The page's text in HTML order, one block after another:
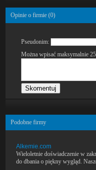
Opinie o firmie (0)
Pseudonim:
Można wpisać maksymalnie
Podobne firmy
Alkemie.com
Wieloletnie doświadczenie w
do dbania o piękny wygląd.